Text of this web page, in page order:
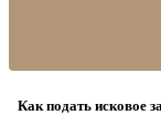
Как подать исковое